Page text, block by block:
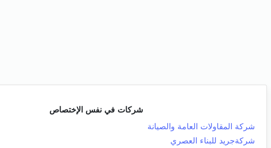
شركات في نفس الإختصاص
شركة المقاولات العامة والصيانة
شركةجريد للبناء العصري